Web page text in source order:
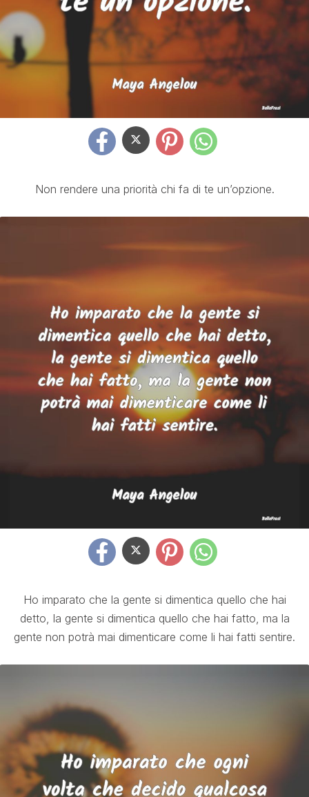
Non rendere una priorità chi fa di te un’opzione.
Ho imparato che la gente si dimentica quello che hai
detto, la gente si dimentica quello che hai fatto, ma la
gente non potrà mai dimenticare come li hai fatti sentire.